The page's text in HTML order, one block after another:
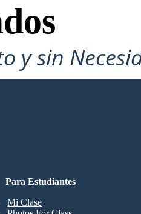
y sin
Para Estudiantes
Mi Clase